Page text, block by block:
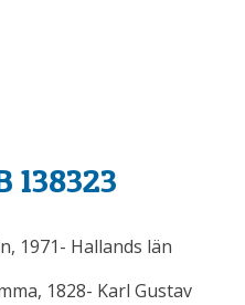
1971- Hallands län
1828- Karl Gustav